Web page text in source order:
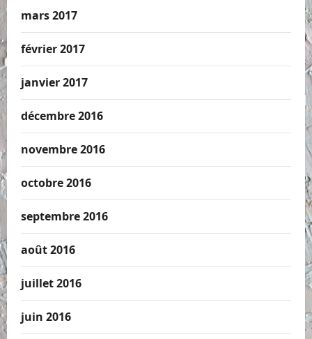
mars 2017
février 2017
janvier 2017
décembre 2016
novembre 2016
octobre 2016
septembre 2016
août 2016
juillet 2016
juin 2016